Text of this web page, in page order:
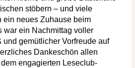
stöbern – und viele
ein neues Zuhause beim
war ein Nachmittag voller
und gemütlicher Vorfreude auf
Dankeschön allen
engagierten Leseclub-